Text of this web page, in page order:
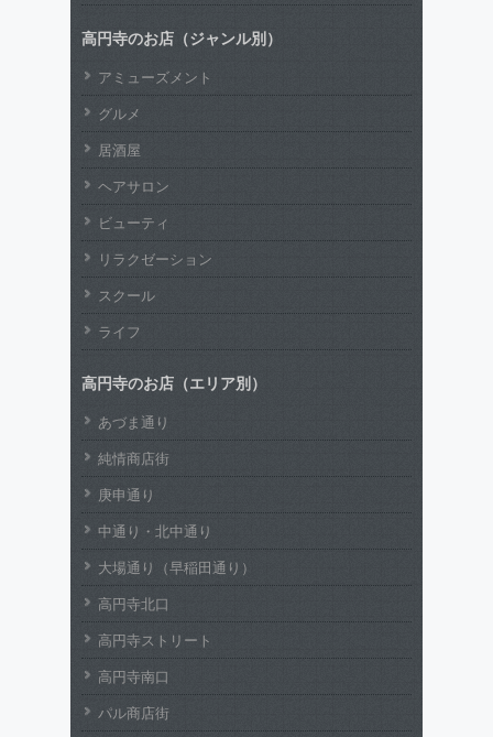
高円寺のお店（ジャンル別）
アミューズメント
グルメ
居酒屋
ヘアサロン
ビューティ
リラクゼーション
スクール
ライフ
高円寺のお店（エリア別）
あづま通り
純情商店街
庚申通り
中通り・北中通り
大場通り（早稲田通り）
高円寺北口
高円寺ストリート
高円寺南口
パル商店街